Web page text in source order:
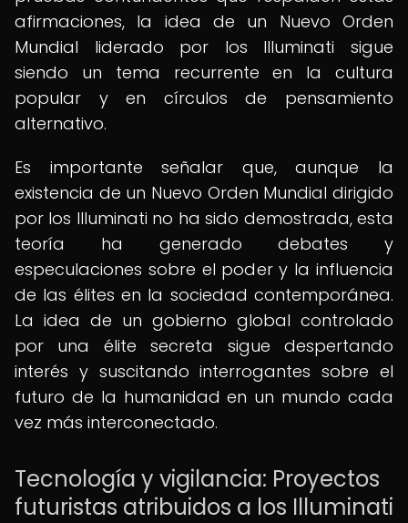
afirmaciones, la idea de un Nuevo Orden
Mundial liderado por los Illuminati sigue
siendo un tema recurrente en la cultura
popular y en círculos de pensamiento
alternativo.
Es importante señalar que, aunque la
existencia de un Nuevo Orden Mundial dirigido
por los Illuminati no ha sido demostrada, esta
teoría ha generado debates y
especulaciones sobre el poder y la influencia
de las élites en la sociedad contemporánea.
La idea de un gobierno global controlado
por una élite secreta sigue despertando
interés y suscitando interrogantes sobre el
futuro de la humanidad en un mundo cada
vez más interconectado.
Tecnología y vigilancia: Proyectos
futuristas atribuidos a los Illuminati